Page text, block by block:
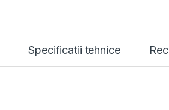
Specificatii tehnice